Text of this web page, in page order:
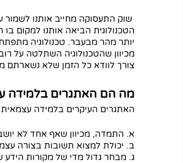
שוק התעסוקה מחייב אותנו
הטכנולוגית הביאה אותנו למקום בו
יותר מהר מבעבר. טכנולוגיה
מכיוון שהטכנולוגיה השתלטה על
צורך לוודא כל הזמן שלא נשארתם
מה הם האתגרים בלמידה
האתגרים העיקרים בלמידה
א. התמדה, מכיוון שאף אחד לא
ב. יכולת למצוא תשובות בצורה
ג. מבחר גדול מדי של מקורות הידע